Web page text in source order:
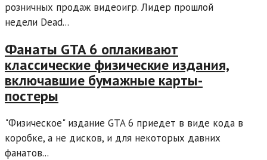
розничных продаж видеоигр. Лидер прошлой
недели Dead...
Фанаты GTA 6 оплакивают
классические физические издания,
включавшие бумажные карты-
постеры
"Физическое" издание GTA 6 приедет в виде кода в
коробке, а не дисков, и для некоторых давних
фанатов...